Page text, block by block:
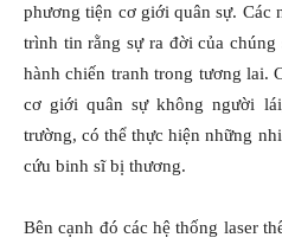
phương tiện cơ giới quân sự. Các
trình tin rằng sự ra đời của
hành chiến tranh trong tương lai.
cơ giới quân sự không người
trường, có thể thực hiện những
cứu binh sĩ bị thương.
Bên cạnh đó các hệ thống laser